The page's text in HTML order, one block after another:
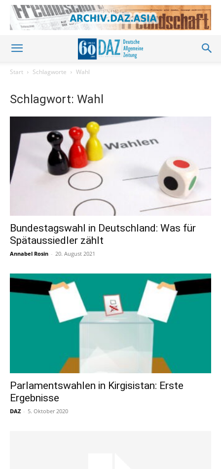
Start Schlagworte Wahl
Schlagwort: Wahl
Bundestagswahl in Deutschland: Was für
Spätaussiedler zählt
Annabel Rosin - 20. August 2021
Parlamentswahlen in Kirgisistan: Erste
Ergebnisse
DAZ - 5. Oktober 2020